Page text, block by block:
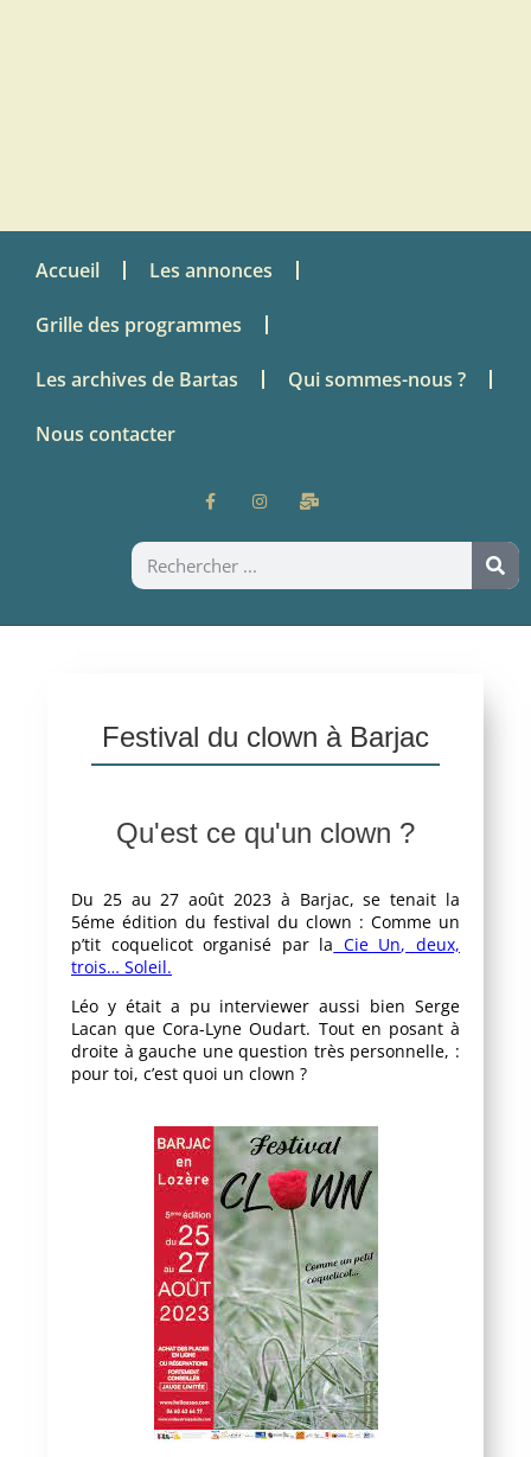
Accueil Les annonces
Grille des programmes
Les archives de Bartas Qui sommes-nous ?
Nous contacter
Festival du clown à Barjac
Qu'est ce qu'un clown ?
Du 25 au 27 août 2023 à Barjac, se tenait la
5éme édition du festival du clown : Comme un
p’tit coquelicot organisé par la Cie Un, deux,
trois… Soleil.
Léo y était a pu interviewer aussi bien Serge
Lacan queCora-Lyne Oudart. Tout en posant à
droite à gauche une question très personnelle, :
pour toi, c’est quoi un clown ?